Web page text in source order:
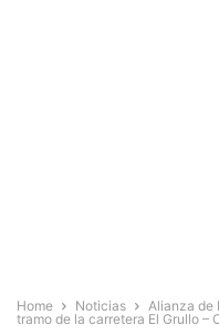
Home Noticias Alianza de
tramo de la carretera El Grullo –